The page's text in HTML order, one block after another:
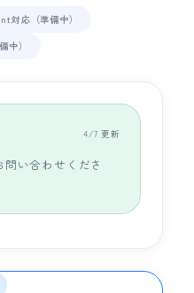
対応（準備中）
）
4/7 更新
い合わせくださ